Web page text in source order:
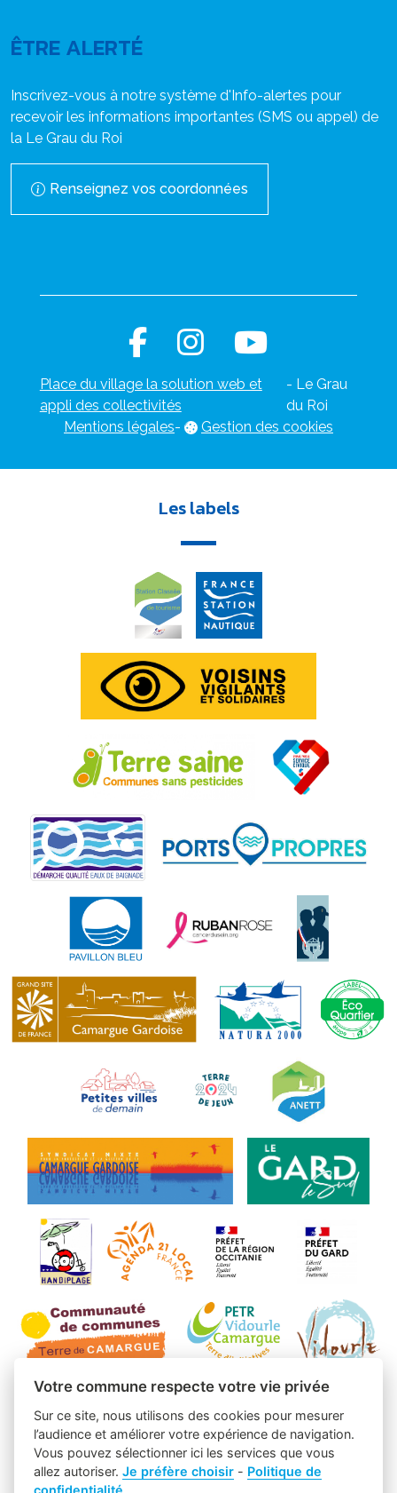
ÊTRE ALERTÉ
Inscrivez-vous à notre système d'Info-alertes pour
recevoir les informations importantes (SMS ou appel) de
la Le Grau du Roi
Renseignez vos coordonnées
Place du village la solution web et
appli des collectivités
- Le Grau
du Roi
Mentions légales- Gestion des cookies
Les labels
Votre commune respecte votre vie privée
Sur ce site, nous utilisons des cookies pour mesurer
l’audience et améliorer votre expérience de navigation.
Vous pouvez sélectionner ici les services que vous
allez autoriser.Je préfère choisir - Politique de
confidentialité